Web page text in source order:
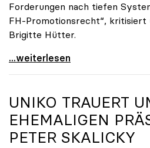
Forderungen nach tiefen
FH-Promotionsrecht“, kritisiert
Brigitte Hütter.
„Deplatzierte Kampagne“:
...weiterlesen
UNIKO TRAUERT
EHEMALIGEN
PETER SKALICKY